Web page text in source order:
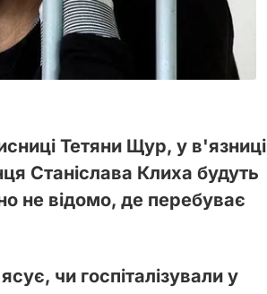
Тетяни Щур, у в'язниці
Станіслава Клиха будуть
не відомо, де перебуває
чи госпіталізували у